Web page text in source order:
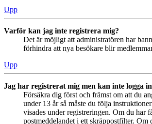
Upp
Varför kan jag inte registrera mig?
Det är möjligt att administratören har
förhindra att nya besökare blir
Upp
Jag har registrerat mig men kan inte logga
Försäkra dig först och främst om att du
under 13 år så måste du följa
visades under registreringen. Om du har
postmeddelandet i ett skräppostfilter. Om